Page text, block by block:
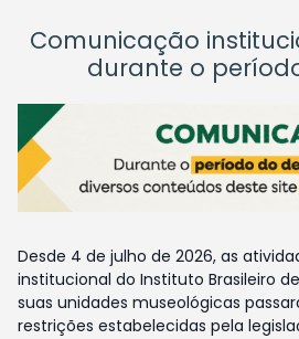
Comunicação
durante o
Desde 4 de julho de 2026, as
institucional do Instituto Brasileiro
suas unidades museológicas
restrições estabelecidas pela